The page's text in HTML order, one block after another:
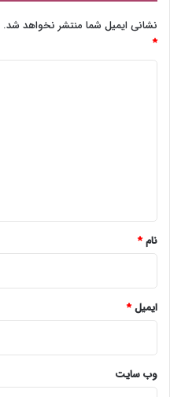
نشانی ایمیل شما منتشر نخواهد شد.
*
نام*
ایمیل*
وب‌ سایت